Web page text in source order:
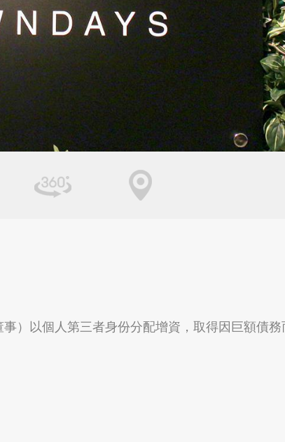
區 桃園市大溪區 彰化縣鹿港
）以個人第三者身份分配增資，取得因巨額債